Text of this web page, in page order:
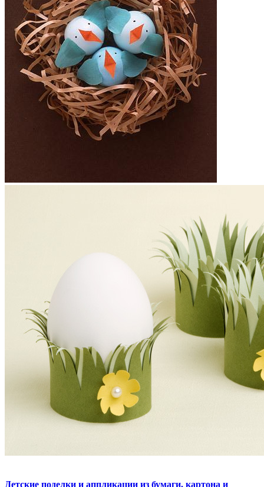
Детские поделки и аппликации из бумаги, картона и